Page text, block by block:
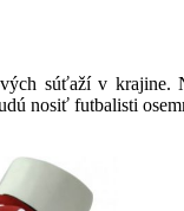
súťaží v
futbalisti